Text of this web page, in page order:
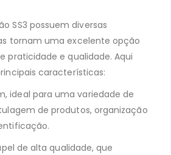
SS3 possuem diversas
tornam uma excelente opção
praticidade e qualidade. Aqui
características:
ideal para uma variedade de
de produtos, organização
de alta qualidade, que